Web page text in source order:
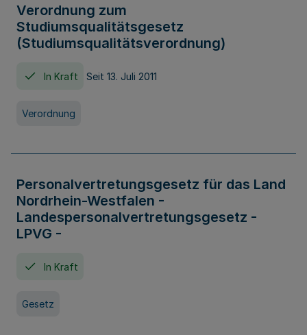
Verordnung zum
Studiumsqualitätsgesetz
(Studiumsqualitätsverordnung)
In Kraft Seit 13. Juli 2011
Verordnung
Personalvertretungsgesetz für das Land
Nordrhein-Westfalen -
Landespersonalvertretungsgesetz -
LPVG -
In Kraft
Gesetz